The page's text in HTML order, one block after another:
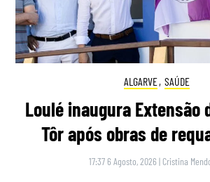
ALGARVE, SAÚDE
Loulé inaugura Extensão
Tôr após obras de
17:37 6 Agosto, 2026 | Cristina